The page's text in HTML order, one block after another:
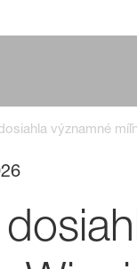
významné